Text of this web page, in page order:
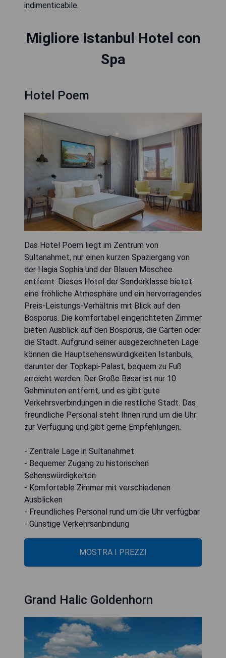
indimenticabile.
Migliore Istanbul Hotel con
Spa
Hotel Poem
Das Hotel Poem liegt im Zentrum von
Sultanahmet, nur einen kurzen Spaziergang von
der Hagia Sophia und der Blauen Moschee
entfernt. Dieses Hotel der Sonderklasse bietet
eine fröhliche Atmosphäre und ein hervorragendes
Preis-Leistungs-Verhältnis mit Blick auf den
Bosporus. Die komfortabel eingerichteten Zimmer
bieten Ausblick auf den Bosporus, die Gärten oder
die Stadt. Aufgrund seiner ausgezeichneten Lage
können die Hauptsehenswürdigkeiten Istanbuls,
darunter der Topkapi-Palast, bequem zu Fuß
erreicht werden. Der Große Basar ist nur 10
Gehminuten entfernt, und es gibt gute
Verkehrsverbindungen in die restliche Stadt. Das
freundliche Personal steht Ihnen rund um die Uhr
zur Verfügung und gibt gerne Empfehlungen.
- Zentrale Lage in Sultanahmet
- Bequemer Zugang zu historischen
Sehenswürdigkeiten
- Komfortable Zimmer mit verschiedenen
Ausblicken
- Freundliches Personal rund um die Uhr verfügbar
- Günstige Verkehrsanbindung
MOSTRA I PREZZI
Grand Halic Goldenhorn